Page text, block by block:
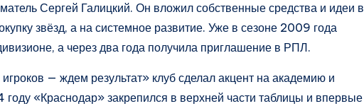
Сергей Галицкий. Он вложил собственные средства и идеи в
звёзд, а на системное развитие. Уже в сезоне 2009 года
а через два года получила приглашение в РПЛ.
— ждем результат» клуб сделал акцент на академию и
году «Краснодар» закрепился в верхней части таблицы и впервые